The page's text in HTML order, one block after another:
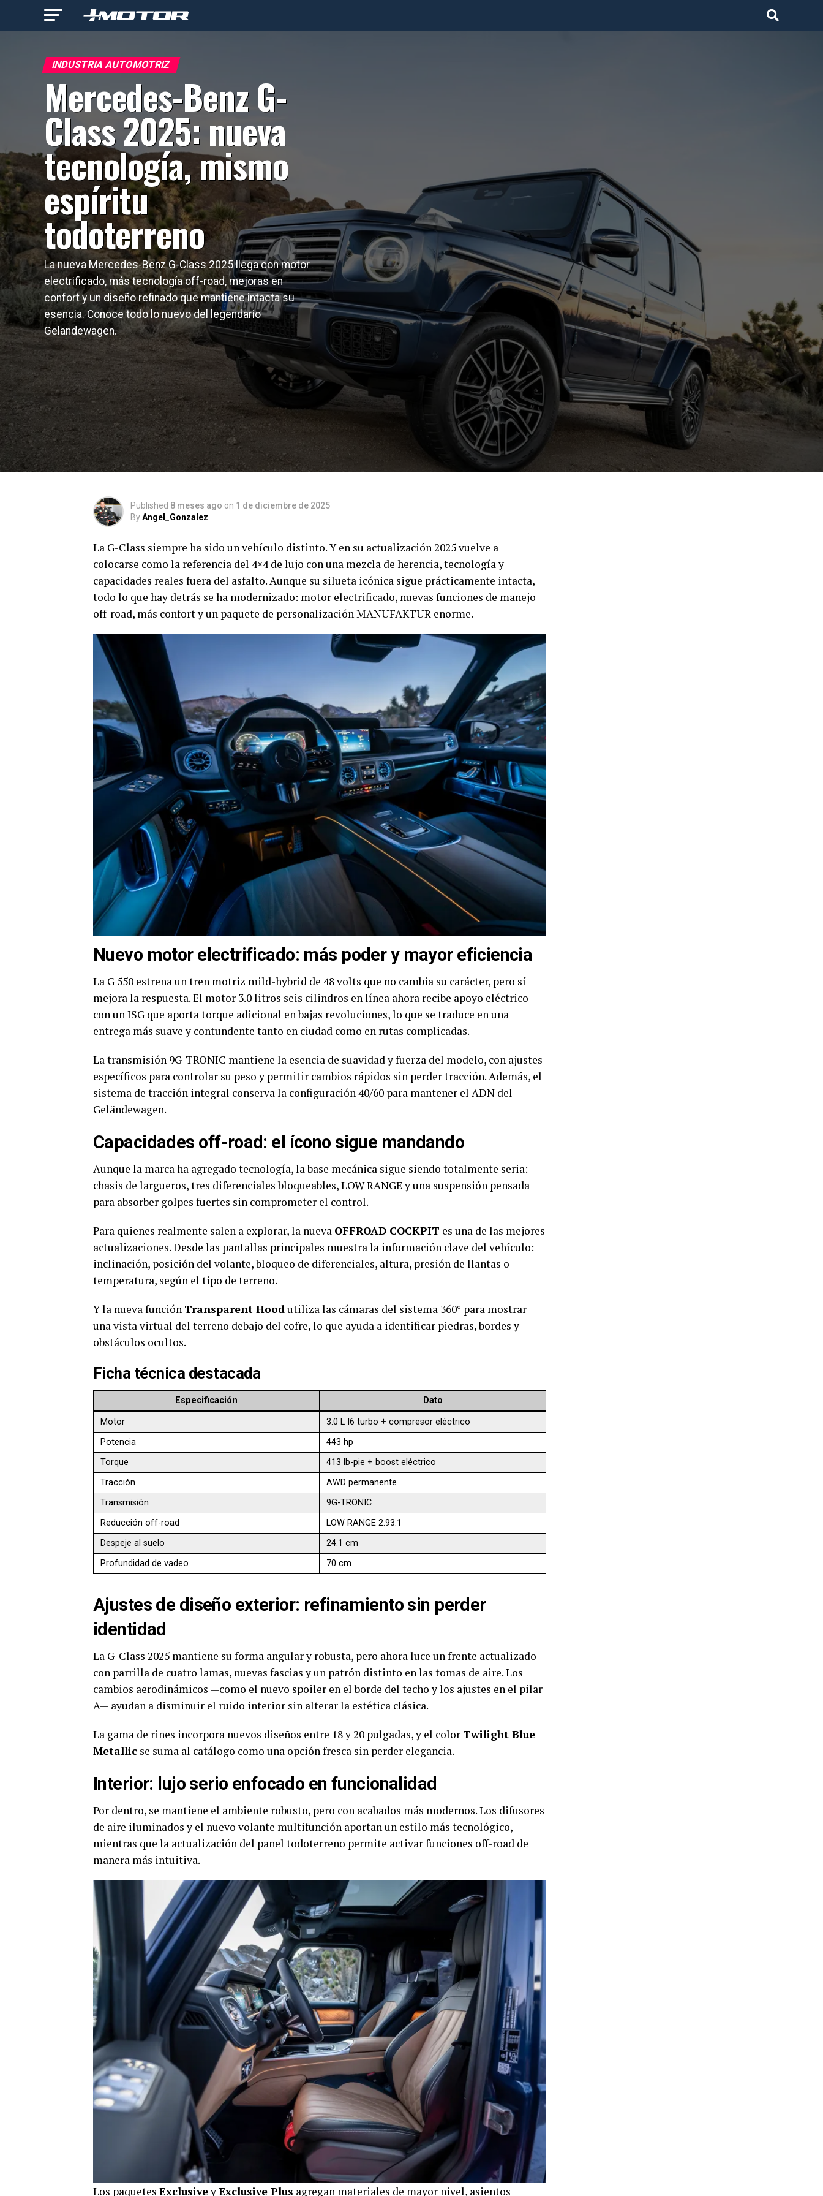
INDUSTRIA AUTOMOTRIZ
Mercedes-Benz G-
Class 2025: nueva
tecnología, mismo
espíritu
todoterreno
La nueva Mercedes-Benz G-Class 2025 llega con motor
electrificado, más tecnología off-road, mejoras en
confort y un diseño refinado que mantiene intacta su
esencia. Conoce todo lo nuevo del legendario
Geländewagen.
Published 8 meses ago on 1 de diciembre de 2025
ByAngel_Gonzalez
La G-Class siempre ha sido un vehículo distinto. Y en su actualización 2025 vuelve a
colocarse como la referencia del 4×4 de lujo con una mezcla de herencia, tecnología y
capacidades reales fuera del asfalto. Aunque su silueta icónica sigue prácticamente intacta,
todo lo que hay detrás se ha modernizado: motor electrificado, nuevas funciones de manejo
off-road, más confort y un paquete de personalización MANUFAKTUR enorme.
Nuevo motor electrificado: más poder y mayor eficiencia
La G 550 estrena un tren motriz mild-hybrid de 48 volts que no cambia su carácter, pero sí
mejora la respuesta. El motor 3.0 litros seis cilindros en línea ahora recibe apoyo eléctrico
con un ISG que aporta torque adicional en bajas revoluciones, lo que se traduce en una
entrega más suave y contundente tanto en ciudad como en rutas complicadas.
La transmisión 9G-TRONIC mantiene la esencia de suavidad y fuerza del modelo, con ajustes
específicos para controlar su peso y permitir cambios rápidos sin perder tracción. Además, el
sistema de tracción integral conserva la configuración 40/60 para mantener el ADN del
Geländewagen.
Capacidades off-road: el ícono sigue mandando
Aunque la marca ha agregado tecnología, la base mecánica sigue siendo totalmente seria:
chasis de largueros, tres diferenciales bloqueables, LOW RANGE y una suspensión pensada
para absorber golpes fuertes sin comprometer el control.
Para quienes realmente salen a explorar, la nueva OFFROAD COCKPIT es una de las mejores
actualizaciones. Desde las pantallas principales muestra la información clave del vehículo:
inclinación, posición del volante, bloqueo de diferenciales, altura, presión de llantas o
temperatura, según el tipo de terreno.
Y la nueva función Transparent Hoodutiliza las cámaras del sistema 360° para mostrar
una vista virtual del terreno debajo del cofre, lo que ayuda a identificar piedras, bordes y
obstáculos ocultos.
Ficha técnica destacada
Especificación Dato
Motor
3.0 L I6 turbo + compresor eléctrico
Potencia
443 hp
Torque
413 lb-pie + boost eléctrico
Tracción
AWD permanente
Transmisión
9G-TRONIC
Reducción off-road
LOW RANGE 2.93:1
Despeje al suelo
24.1 cm
Profundidad de vadeo
70 cm
Ajustes de diseño exterior: refinamiento sin perder
identidad
La G-Class 2025 mantiene su forma angular y robusta, pero ahora luce un frente actualizado
con parrilla de cuatro lamas, nuevas fascias y un patrón distinto en las tomas de aire. Los
cambios aerodinámicos —como el nuevo spoiler en el borde del techo y los ajustes en el pilar
A— ayudan a disminuir el ruido interior sin alterar la estética clásica.
La gama de rines incorpora nuevos diseños entre 18 y 20 pulgadas, y el color Twilight Blue
Metallic se suma al catálogo como una opción fresca sin perder elegancia.
Interior: lujo serio enfocado en funcionalidad
Por dentro, se mantiene el ambiente robusto, pero con acabados más modernos. Los difusores
de aire iluminados y el nuevo volante multifunción aportan un estilo más tecnológico,
mientras que la actualización del panel todoterreno permite activar funciones off-road de
manera más intuitiva.
Los paquetes ExclusiveyExclusive Plus agregan materiales de mayor nivel, asientos